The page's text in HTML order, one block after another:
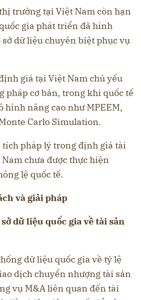
trường tại Việt Nam còn hạn
gia phát triển đã hình
dữ liệu chuyên biệt phục vụ
giá tại Việt Nam chủ yếu
pháp cơ bản, trong khi quốc tế
hình nâng cao như MPEEM,
Carlo Simulation.
pháp lý trong định giá tài
chưa được thực hiện
lệ quốc tế.
và giải pháp
dữ liệu quốc gia về tài sản
dữ liệu quốc gia về tỷ lệ
dịch chuyển nhượng tài sản
vụ M&A liên quan đến tài